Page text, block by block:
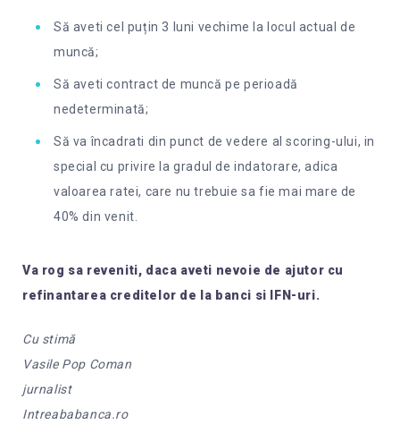
Să aveti cel puțin 3 luni vechime la locul actual de
muncă;
Să aveti contract de muncă pe perioadă
nedeterminată;
Să va încadrati din punct de vedere al scoring-ului, in
special cu privire la gradul de indatorare, adica
valoarea ratei, care nu trebuie sa fie mai mare de
40% din venit.
Va rog sa reveniti, daca aveti nevoie de ajutor cu
refinantarea creditelor de la banci si IFN-uri.
Cu stimă
Vasile Pop Coman
jurnalist
Intreababanca.ro